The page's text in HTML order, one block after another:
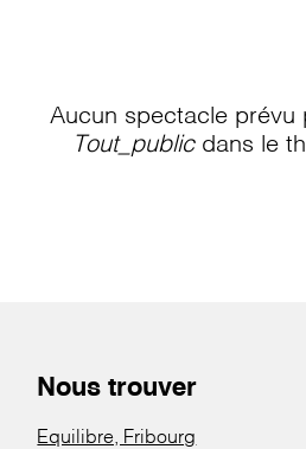
Aucun spectacle prévu
Tout_publicdans le
Nous trouver
Equilibre, Fribourg